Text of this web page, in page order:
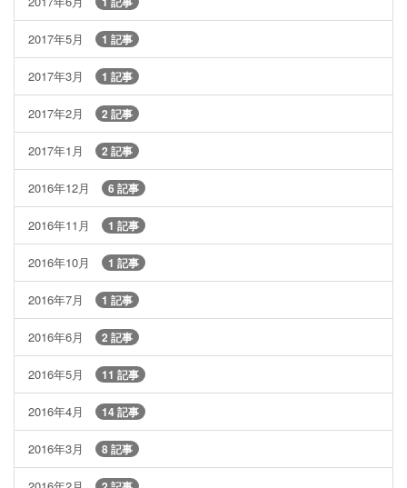
2017年5月 1 記事
2017年3月 1 記事
2017年2月 2 記事
2017年1月 2 記事
2016年12月 6 記事
2016年11月 1 記事
2016年10月 1 記事
2016年7月 1 記事
2016年6月 2 記事
2016年5月 11 記事
2016年4月 14 記事
2016年3月 8 記事